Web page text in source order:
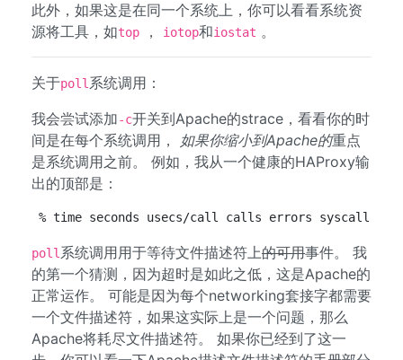
此外，如果这是在同一个系统上，你可以看看系统资
源将工具，如top ， iotop和iostat 。
关于poll 系统调用：
我会尝试添加-c开关到Apache的strace，看看你的时
间是在每个系统调用， 如果你缩小到Apache的重点
是系统调用之前。 例如，我从一个健康的HAProxy输
出的顶部是：
% time seconds usecs/call calls errors
poll 系统调用用于等待文件描述符上的可用事件。 我
的第一个猜测，因为超时是如此之低，这是Apache的
正常运作。 可能是因为每个networking套接字都需要
一个文件描述符，如果这实际上是一个问题，那么
Apache将耗尽文件描述符。 如果你已经到了这一